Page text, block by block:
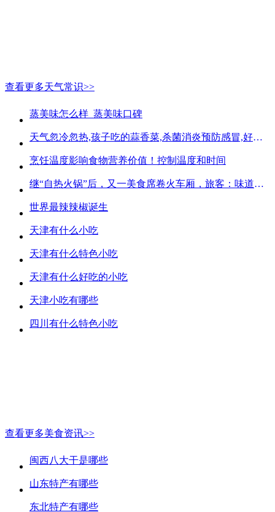
查看更多天气常识>>
蒸美味怎么样_蒸美味口碑
天气忽冷忽热,孩子吃的蒜香菜,杀菌消炎预防感冒,好吃不贵
烹饪温度影响食物营养价值！控制温度和时间
继“自热火锅”后，又一美食席卷火车厢，旅客：味道好吃又方便
世界最辣辣椒诞生
天津有什么小吃
天津有什么特色小吃
天津有什么好吃的小吃
天津小吃有哪些
四川有什么特色小吃
查看更多美食资讯>>
闽西八大干是哪些
山东特产有哪些
东北特产有哪些